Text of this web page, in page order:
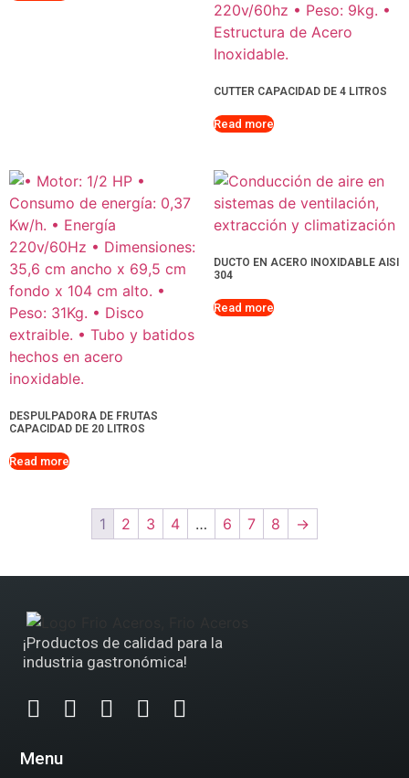
CUTTER CAPACIDAD DE 4 LITROS
Read more
DESPULPADORA DE FRUTAS
CAPACIDAD DE 20 LITROS
Read more
DUCTO EN ACERO INOXIDABLE AISI
304
Read more
1 2 3 4 … 6 7 8 →
¡Productos de calidad para la
industria gastronómica!
Menu